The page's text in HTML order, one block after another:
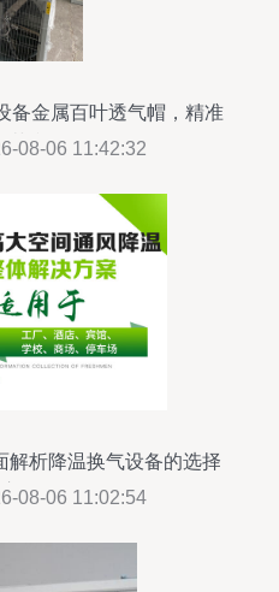
备金属百叶透气帽，精准
节利器
08-06 11:42:32
解析降温换气设备的选择
用
08-06 11:02:54